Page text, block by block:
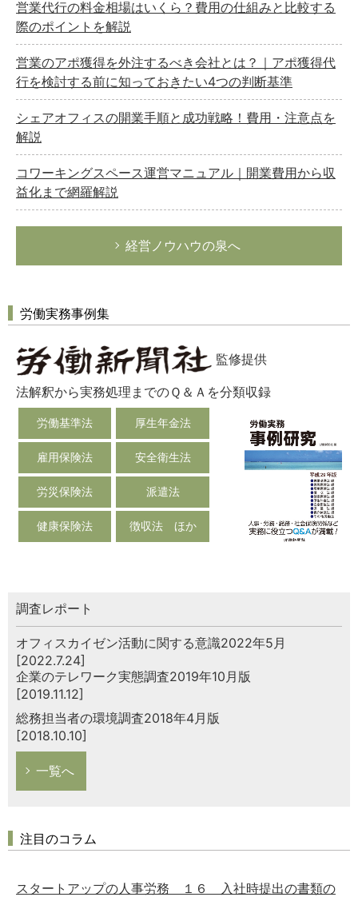
経営の知恵
総務の給湯室
秘書のノウハウ
次へ
営業代行の料金相場はいくら？費用の仕組みと比較する
際のポイントを解説
営業のアポ獲得を外注するべき会社とは？｜アポ獲得代
行を検討する前に知っておきたい4つの判断基準
シェアオフィスの開業手順と成功戦略！費用・注意点を
解説
コワーキングスペース運営マニュアル｜開業費用から収
益化まで網羅解説
経営ノウハウの泉へ
労働実務事例集
監修提供
法解釈から実務処理までのＱ＆Ａを分類収録
労働基準法 厚生年金法
雇用保険法 安全衛生法
労災保険法 派遣法
健康保険法 徴収法 ほか
調査レポート
オフィスカイゼン活動に関する意識2022年5月
[2022.7.24]
企業のテレワーク実態調査2019年10月版
[2019.11.12]
総務担当者の環境調査2018年4月版
[2018.10.10]
一覧へ
注目のコラム
スタートアップの人事労務 １６ 入社時提出の書類の